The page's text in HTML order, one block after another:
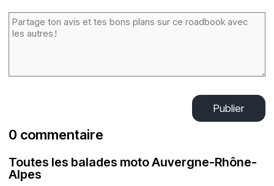
Publier
0 commentaire
Toutes les balades moto Auvergne-Rhône-
Alpes